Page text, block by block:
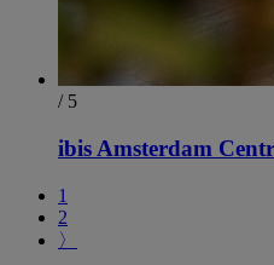
/ 5
ibis Amsterdam
1
2
〉